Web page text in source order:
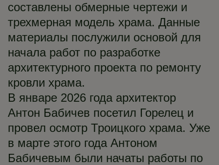
составлены обмерные чертежи и
трехмерная модель храма. Данные
материалы послужили основой для
начала работ по разработке
архитектурного проекта по ремонту
кровли храма.
В январе 2026 года архитектор
Антон Бабичев посетил Горелец и
провел осмотр Троицкого храма. Уже
в марте этого года Антоном
Бабичевым были начаты работы по